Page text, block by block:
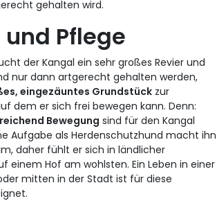
gehalten wird.
Pflege
der Kangal ein sehr großes Revier und
nur dann artgerecht gehalten werden,
eingezäuntes Grundstück zur
dem er sich frei bewegen kann. Denn:
Bewegung sind für den Kangal
Aufgabe als Herdenschutzhund macht ihn
daher fühlt er sich in ländlicher
einem Hof am wohlsten. Ein Leben in einer
mitten in der Stadt ist für diese